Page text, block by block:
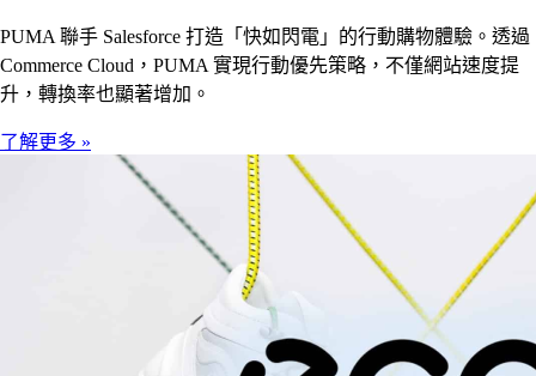
PUMA 聯手 Salesforce 打造「快如閃電」的行動購物體驗。透過
Commerce Cloud，PUMA 實現行動優先策略，不僅網站速度提
升，轉換率也顯著增加。
了解更多 »